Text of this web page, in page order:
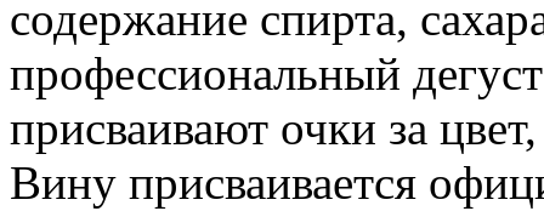
содержание спирта,
профессиональный
присваивают очки за
Вину присваивается